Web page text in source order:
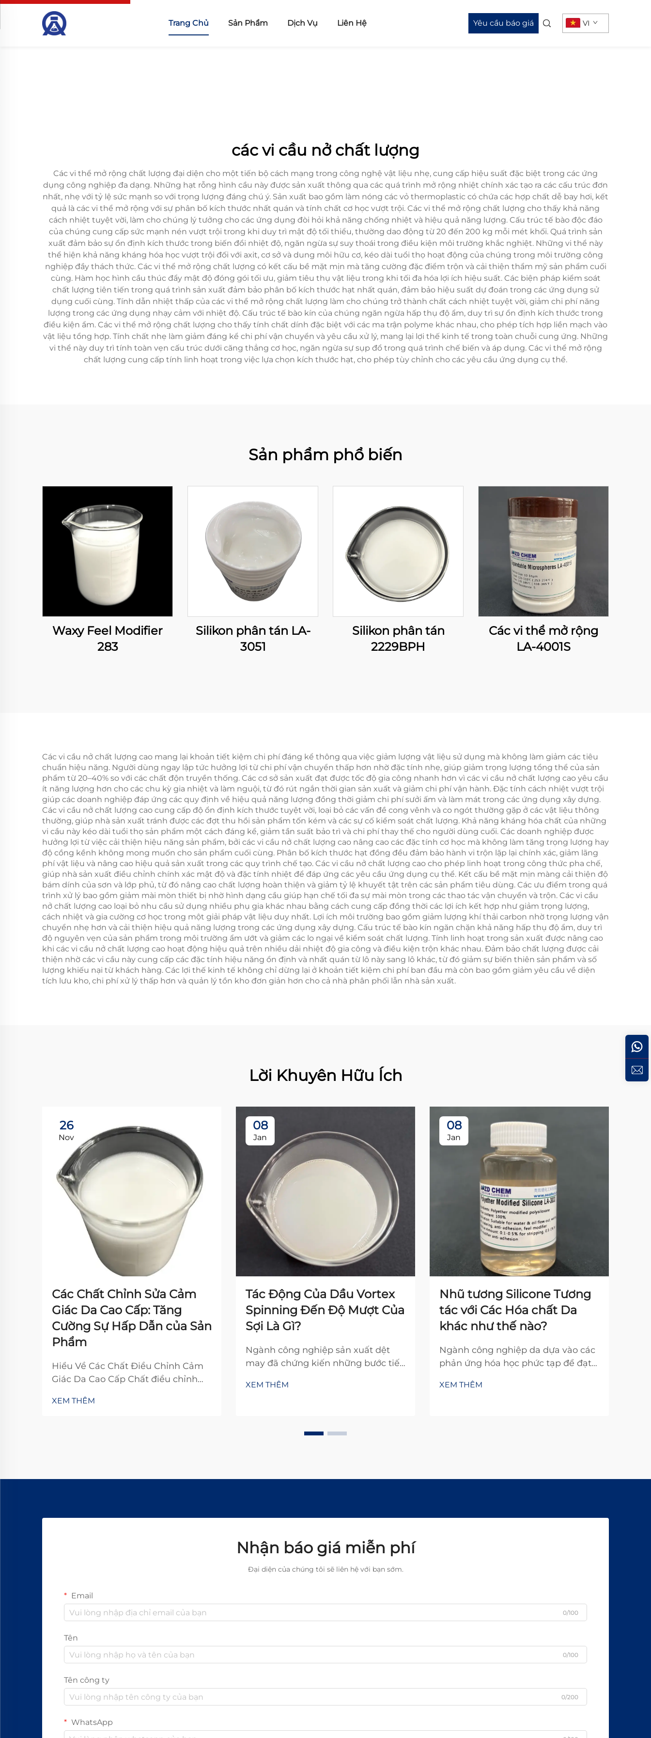
Trang Chủ Sản Phẩm Dịch Vụ Liên Hệ Yêu cầu báo giá VI
các vi cầu nở chất lượng
Các vi thể mở rộng chất lượng đại diện cho một tiến bộ cách mạng trong công nghệ vật liệu nhẹ, cung cấp hiệu suất đặc biệt trong các ứng
dụng công nghiệp đa dạng. Những hạt rỗng hình cầu này được sản xuất thông qua các quá trình mở rộng nhiệt chính xác tạo ra các cấu trúc đơn
nhất, nhẹ với tỷ lệ sức mạnh so với trọng lượng đáng chú ý. Sản xuất bao gồm làm nóng các vỏ thermoplastic có chứa các hợp chất dễ bay hơi, kết
quả là các vi thể mở rộng với sự phân bố kích thước nhất quán và tính chất cơ học vượt trội. Các vi thể mở rộng chất lượng cho thấy khả năng
cách nhiệt tuyệt vời, làm cho chúng lý tưởng cho các ứng dụng đòi hỏi khả năng chống nhiệt và hiệu quả năng lượng. Cấu trúc tế bào độc đáo
của chúng cung cấp sức mạnh nén vượt trội trong khi duy trì mật độ tối thiểu, thường dao động từ 20 đến 200 kg mỗi mét khối. Quá trình sản
xuất đảm bảo sự ổn định kích thước trong biến đổi nhiệt độ, ngăn ngừa sự suy thoái trong điều kiện môi trường khắc nghiệt. Những vi thể này
thể hiện khả năng kháng hóa học vượt trội đối với axit, cơ sở và dung môi hữu cơ, kéo dài tuổi thọ hoạt động của chúng trong môi trường công
nghiệp đầy thách thức. Các vi thể mở rộng chất lượng có kết cấu bề mặt mịn mà tăng cường đặc điểm trộn và cải thiện thẩm mỹ sản phẩm cuối
cùng. Hàm học hình cầu thúc đẩy mật độ đóng gói tối ưu, giảm tiêu thụ vật liệu trong khi tối đa hóa lợi ích hiệu suất. Các biện pháp kiểm soát
chất lượng tiên tiến trong quá trình sản xuất đảm bảo phân bố kích thước hạt nhất quán, đảm bảo hiệu suất dự đoán trong các ứng dụng sử
dụng cuối cùng. Tính dẫn nhiệt thấp của các vi thể mở rộng chất lượng làm cho chúng trở thành chất cách nhiệt tuyệt vời, giảm chi phí năng
lượng trong các ứng dụng nhạy cảm với nhiệt độ. Cấu trúc tế bào kín của chúng ngăn ngừa hấp thụ độ ẩm, duy trì sự ổn định kích thước trong
điều kiện ẩm. Các vi thể mở rộng chất lượng cho thấy tính chất dính đặc biệt với các ma trận polyme khác nhau, cho phép tích hợp liền mạch vào
vật liệu tổng hợp. Tính chất nhẹ làm giảm đáng kể chi phí vận chuyển và yêu cầu xử lý, mang lại lợi thế kinh tế trong toàn chuỗi cung ứng. Những
vi thể này duy trì tính toàn vẹn cấu trúc dưới căng thẳng cơ học, ngăn ngừa sự sụp đổ trong quá trình chế biến và áp dụng. Các vi thể mở rộng
chất lượng cung cấp tính linh hoạt trong việc lựa chọn kích thước hạt, cho phép tùy chỉnh cho các yêu cầu ứng dụng cụ thể.
Sản phẩm phổ biến
Waxy Feel Modifier
283
Silikon phân tán LA-
3051
Silikon phân tán
2229BPH
Các vi thể mở rộng
LA-4001S
Các vi cầu nở chất lượng cao mang lại khoản tiết kiệm chi phí đáng kể thông qua việc giảm lượng vật liệu sử dụng mà không làm giảm các tiêu
chuẩn hiệu năng. Người dùng ngay lập tức hưởng lợi từ chi phí vận chuyển thấp hơn nhờ đặc tính nhẹ, giúp giảm trọng lượng tổng thể của sản
phẩm từ 20–40% so với các chất độn truyền thống. Các cơ sở sản xuất đạt được tốc độ gia công nhanh hơn vì các vi cầu nở chất lượng cao yêu cầu
ít năng lượng hơn cho các chu kỳ gia nhiệt và làm nguội, từ đó rút ngắn thời gian sản xuất và giảm chi phí vận hành. Đặc tính cách nhiệt vượt trội
giúp các doanh nghiệp đáp ứng các quy định về hiệu quả năng lượng đồng thời giảm chi phí sưởi ấm và làm mát trong các ứng dụng xây dựng.
Các vi cầu nở chất lượng cao cung cấp độ ổn định kích thước tuyệt vời, loại bỏ các vấn đề cong vênh và co ngót thường gặp ở các vật liệu thông
thường, giúp nhà sản xuất tránh được các đợt thu hồi sản phẩm tốn kém và các sự cố kiểm soát chất lượng. Khả năng kháng hóa chất của những
vi cầu này kéo dài tuổi thọ sản phẩm một cách đáng kể, giảm tần suất bảo trì và chi phí thay thế cho người dùng cuối. Các doanh nghiệp được
hưởng lợi từ việc cải thiện hiệu năng sản phẩm, bởi các vi cầu nở chất lượng cao nâng cao các đặc tính cơ học mà không làm tăng trọng lượng hay
độ cồng kềnh không mong muốn cho sản phẩm cuối cùng. Phân bố kích thước hạt đồng đều đảm bảo hành vi trộn lặp lại chính xác, giảm lãng
phí vật liệu và nâng cao hiệu quả sản xuất trong các quy trình chế tạo. Các vi cầu nở chất lượng cao cho phép linh hoạt trong công thức pha chế,
giúp nhà sản xuất điều chỉnh chính xác mật độ và đặc tính nhiệt để đáp ứng các yêu cầu ứng dụng cụ thể. Kết cấu bề mặt mịn màng cải thiện độ
bám dính của sơn và lớp phủ, từ đó nâng cao chất lượng hoàn thiện và giảm tỷ lệ khuyết tật trên các sản phẩm tiêu dùng. Các ưu điểm trong quá
trình xử lý bao gồm giảm mài mòn thiết bị nhờ hình dạng cầu giúp hạn chế tối đa sự mài mòn trong các thao tác vận chuyển và trộn. Các vi cầu
nở chất lượng cao loại bỏ nhu cầu sử dụng nhiều phụ gia khác nhau bằng cách cung cấp đồng thời các lợi ích kết hợp như giảm trọng lượng,
cách nhiệt và gia cường cơ học trong một giải pháp vật liệu duy nhất. Lợi ích môi trường bao gồm giảm lượng khí thải carbon nhờ trọng lượng vận
chuyển nhẹ hơn và cải thiện hiệu quả năng lượng trong các ứng dụng xây dựng. Cấu trúc tế bào kín ngăn chặn khả năng hấp thụ độ ẩm, duy trì
độ nguyên vẹn của sản phẩm trong môi trường ẩm ướt và giảm các lo ngại về kiểm soát chất lượng. Tính linh hoạt trong sản xuất được nâng cao
khi các vi cầu nở chất lượng cao hoạt động hiệu quả trên nhiều dải nhiệt độ gia công và điều kiện trộn khác nhau. Đảm bảo chất lượng được cải
thiện nhờ các vi cầu này cung cấp các đặc tính hiệu năng ổn định và nhất quán từ lô này sang lô khác, từ đó giảm sự biến thiên sản phẩm và số
lượng khiếu nại từ khách hàng. Các lợi thế kinh tế không chỉ dừng lại ở khoản tiết kiệm chi phí ban đầu mà còn bao gồm giảm yêu cầu về diện
tích lưu kho, chi phí xử lý thấp hơn và quản lý tồn kho đơn giản hơn cho cả nhà phân phối lẫn nhà sản xuất.
Lời Khuyên Hữu Ích
26
Nov
Các Chất Chỉnh Sửa Cảm
Giác Da Cao Cấp: Tăng
Cường Sự Hấp Dẫn của Sản
Phẩm
Hiểu Về Các Chất Điều Chỉnh Cảm
Giác Da Cao Cấp Chất điều chỉnh
về cơ bản là các xử lý đặc biệt được
XEM THÊM
08
Jan
Tác Động Của Dầu Vortex
Spinning Đến Độ Mượt Của
Sợi Là Gì?
Ngành công nghiệp sản xuất dệt
may đã chứng kiến những bước tiến
sợi, với phương pháp kéo sợi vortex
XEM THÊM
08
Jan
Nhũ tương Silicone Tương
tác với Các Hóa chất Da
khác như thế nào?
Ngành công nghiệp da dựa vào các
phản ứng hóa học phức tạp để đạt
trong sản phẩm hoàn thiện. Trong
XEM THÊM
Nhận báo giá miễn phí
Đại diện của chúng tôi sẽ liên hệ với bạn sớm.
Email
0/100
Tên
0/100
Tên công ty
0/200
WhatsApp